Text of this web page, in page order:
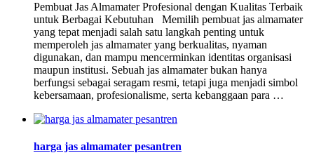
Pembuat Jas Almamater Profesional dengan Kualitas Terbaik
untuk Berbagai Kebutuhan Memilih pembuat jas almamater
yang tepat menjadi salah satu langkah penting untuk
memperoleh jas almamater yang berkualitas, nyaman
digunakan, dan mampu mencerminkan identitas organisasi
maupun institusi. Sebuah jas almamater bukan hanya
berfungsi sebagai seragam resmi, tetapi juga menjadi simbol
kebersamaan, profesionalisme, serta kebanggaan para …
harga jas almamater pesantren